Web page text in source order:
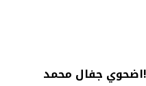
جفال محمد